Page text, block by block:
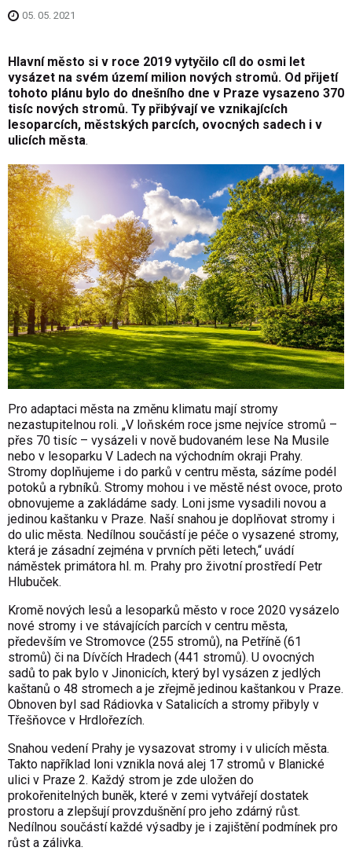
05. 05. 2021
Hlavní město si v roce 2019 vytyčilo cíl do osmi let
vysázet na svém území milion nových stromů. Od přijetí
tohoto plánu bylo do dnešního dne v Praze vysazeno 370
tisíc nových stromů. Ty přibývají ve vznikajících
lesoparcích, městských parcích, ovocných sadech i v
ulicích města.
Pro adaptaci města na změnu klimatu mají stromy
nezastupitelnou roli. „V loňském roce jsme nejvíce stromů –
přes 70 tisíc – vysázeli v nově budovaném lese Na Musile
nebo v lesoparku V Ladech na východním okraji Prahy.
Stromy doplňujeme i do parků v centru města, sázíme podél
potoků a rybníků. Stromy mohou i ve městě nést ovoce, proto
obnovujeme a zakládáme sady. Loni jsme vysadili novou a
jedinou kaštanku v Praze. Naší snahou je doplňovat stromy i
do ulic města. Nedílnou součástí je péče o vysazené stromy,
která je zásadní zejména v prvních pěti letech,“ uvádí
náměstek primátora hl. m. Prahy pro životní prostředí Petr
Hlubuček.
Kromě nových lesů a lesoparků město v roce 2020 vysázelo
nové stromy i ve stávajících parcích v centru města,
především ve Stromovce (255 stromů), na Petříně (61
stromů) či na Dívčích Hradech (441 stromů). U ovocných
sadů to pak bylo v Jinonicích, který byl vysázen z jedlých
kaštanů o 48 stromech a je zřejmě jedinou kaštankou v Praze.
Obnoven byl sad Rádiovka v Satalicích a stromy přibyly v
Třešňovce v Hrdlořezích.
Snahou vedení Prahy je vysazovat stromy i v ulicích města.
Takto například loni vznikla nová alej 17 stromů v Blanické
ulici v Praze 2. Každý strom je zde uložen do
prokořenitelných buněk, které v zemi vytvářejí dostatek
prostoru a zlepšují provzdušnění pro jeho zdárný růst.
Nedílnou součástí každé výsadby je i zajištění podmínek pro
růst a zálivka.